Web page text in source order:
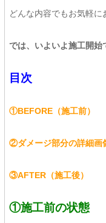
どんな内容でもお気軽に
では、いよいよ施工開始
目次
①BEFORE（施工前）
②ダメージ部分の詳細画
③AFTER（施工後）
①施工前の状態